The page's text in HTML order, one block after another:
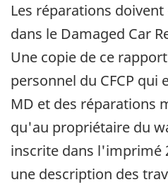
Les réparations
dans le Damaged Car
Une copie de ce
personnel du CFCP qui
MD et des réparations
qu'au propriétaire du
inscrite dans l'imprimé
une description des